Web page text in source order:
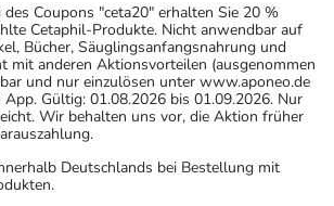
Coupons "ceta20" erhalten Sie 20 %
Cetaphil-Produkte. Nicht anwendbar auf
Bücher, Säuglingsanfangsnahrung und
mit anderen Aktionsvorteilen (ausgenommen
und nur einzulösen unter www.aponeo.de
Gültig: 01.08.2026 bis 01.09.2026. Nur
Wir behalten uns vor, die Aktion früher
Deutschlands bei Bestellung mit